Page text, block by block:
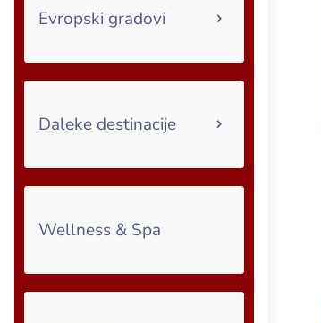
Evropski gradovi
Daleke destinacije
Wellness & Spa